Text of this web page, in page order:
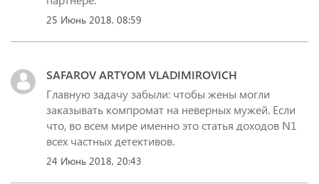
25 Июнь 2018, 08:59
SAFAROV ARTYOM VLADIMIROVICH
Главную задачу забыли: чтобы жены могли
заказывать компромат на неверных мужей. Если
что, во всем мире именно это статья доходов N1
всех частных детективов.
24 Июнь 2018, 20:43